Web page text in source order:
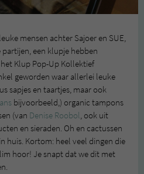
mensen achter Sajoer en SUE,
een klupje hebben
Klup Pop-Up Kollektief
geworden waar allerlei leuke
sapjes en taartjes, maar ook
bijvoorbeeld,) organic tampons
(van Denise Roobol, ook uit
en sieraden. Oh en cactussen
huis. Kortom: heel veel dingen die
hoor! Je snapt dat we dit met